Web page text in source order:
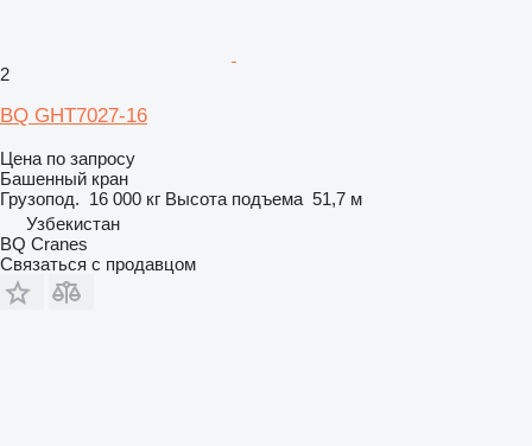
2
BQ GHT7027-16
Цена по запросу
Башенный кран
Грузопод. 16 000 кг Высота подъема 51,7 м
Узбекистан
BQ Cranes
Связаться с продавцом